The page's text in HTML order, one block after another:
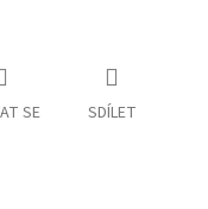
SE SDÍLET